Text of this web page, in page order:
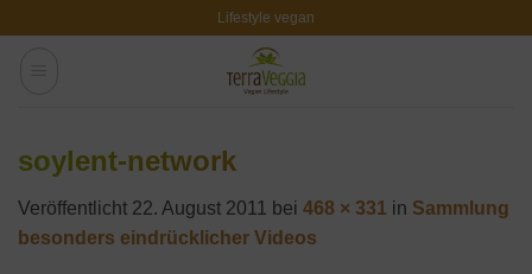
Lifestyle vegan
soylent-network
Veröffentlicht 22. August 2011 bei 468 × 331 in Sammlung
besonders eindrücklicher Videos